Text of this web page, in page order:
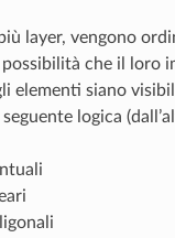
layer, vengono
che il loro
elementi siano
logica